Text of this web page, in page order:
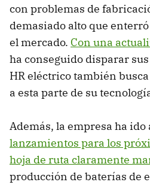
con problemas de
demasiado alto que
el mercado. Con una
ha conseguido disparar
HR eléctrico también
a esta parte de su
Además, la empresa ha
lanzamientos para los
hoja de ruta claramente
producción de baterías de